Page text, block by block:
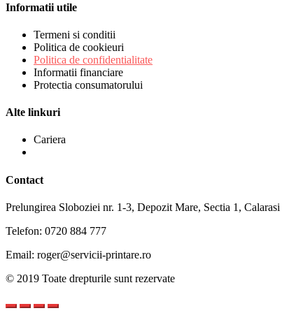
Informatii utile
Termeni si conditii
Politica de cookieuri
Politica de confidentialitate
Informatii financiare
Protectia consumatorului
Alte linkuri
Cariera
Contact
Prelungirea Sloboziei nr. 1-3, Depozit Mare, Sectia 1, Calarasi
Telefon: 0720 884 777
Email: roger@servicii-printare.ro
© 2019 Toate drepturile sunt rezervate